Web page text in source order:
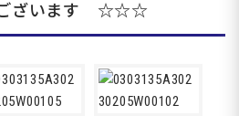
ざいます ☆☆☆